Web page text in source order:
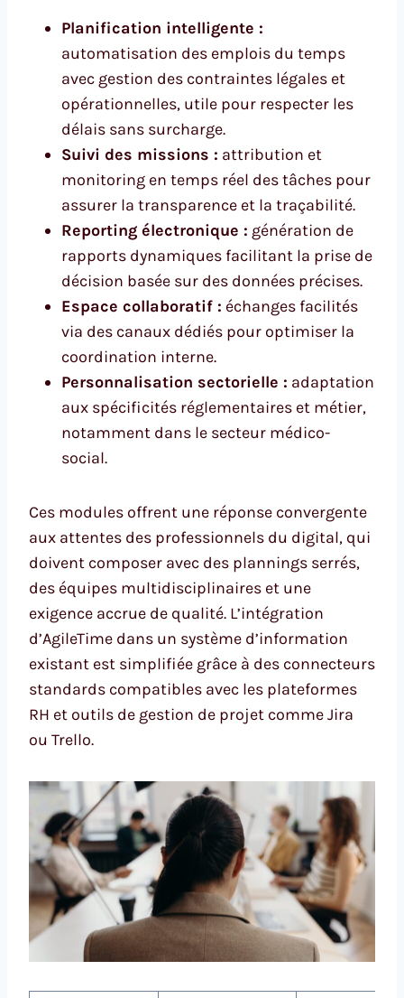
Planification intelligente :
automatisation des emplois du temps
avec gestion des contraintes légales et
opérationnelles, utile pour respecter les
délais sans surcharge.
Suivi des missions : attribution et
monitoring en temps réel des tâches pour
assurer la transparence et la traçabilité.
Reporting électronique : génération de
rapports dynamiques facilitant la prise de
décision basée sur des données précises.
Espace collaboratif : échanges facilités
via des canaux dédiés pour optimiser la
coordination interne.
Personnalisation sectorielle : adaptation
aux spécificités réglementaires et métier,
notamment dans le secteur médico-
social.
Ces modules offrent une réponse convergente
aux attentes des professionnels du digital, qui
doivent composer avec des plannings serrés,
des équipes multidisciplinaires et une
exigence accrue de qualité. L’intégration
d’AgileTime dans un système d’information
existant est simplifiée grâce à des connecteurs
standards compatibles avec les plateformes
RH et outils de gestion de projet comme Jira
ou Trello.